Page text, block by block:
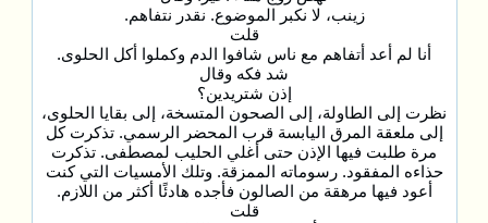
زينب، لا نكبر الموضوع. نقدر نتفاهم.
قلت
أنا لم أعد أتفاهم مع ناس شافوا الدم وكملوا أكل الحلوى.
شد فكه وقال
إذن شتريدين؟
نظرت إلى الطاولة، إلى الصحون المتسخة، إلى بقايا الحلوى،
إلى ملعقة المرق اليابسة قرب المحضر الرسمي. تذكرت كل
مرة طلبت فيها الإذن حتى أغلي الحليب لمصطفى. تذكرت
حذاءه المفقود. رسوماته الممزقة. وتلك الأمسيات التي كنت
أعود فيها مرهقة من الصالون فأجده هادئًا أكثر من اللازم.
قلت